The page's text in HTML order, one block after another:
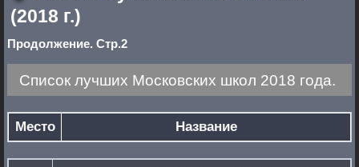
(2018 г.)
Продолжение. Стр.2
Cписок лучших Московских школ 2018 года.
Место Название